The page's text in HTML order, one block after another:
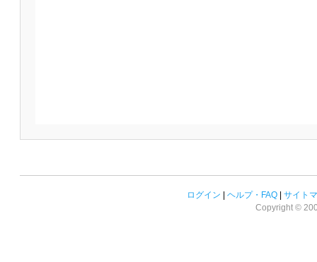
ログイン ヘルプ・FAQ
サイト
Copyright ©